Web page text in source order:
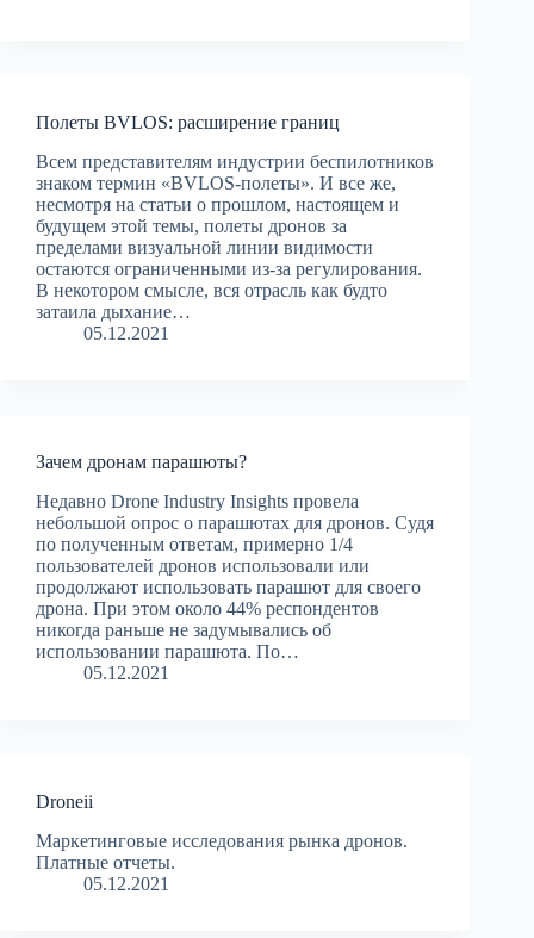
Полеты BVLOS: расширение границ
Всем представителям индустрии беспилотников
знаком термин «BVLOS-полеты». И все же,
несмотря на статьи о прошлом, настоящем и
будущем этой темы, полеты дронов за
пределами визуальной линии видимости
остаются ограниченными из-за регулирования.
В некотором смысле, вся отрасль как будто
затаила дыхание…
05.12.2021
Зачем дронам парашюты?
Недавно Drone Industry Insights провела
небольшой опрос о парашютах для дронов. Судя
по полученным ответам, примерно 1/4
пользователей дронов использовали или
продолжают использовать парашют для своего
дрона. При этом около 44% респондентов
никогда раньше не задумывались об
использовании парашюта. По…
05.12.2021
Droneii
Маркетинговые исследования рынка дронов.
Платные отчеты.
05.12.2021